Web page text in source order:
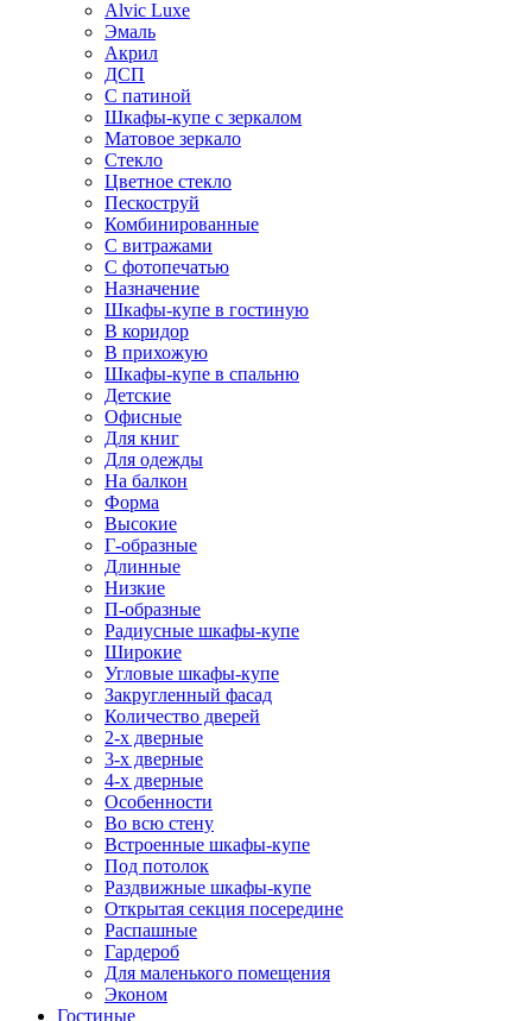
Alvic Luxe
Эмаль
Акрил
ДСП
С патиной
Шкафы-купе с зеркалом
Матовое зеркало
Стекло
Цветное стекло
Пескоструй
Комбинированные
С витражами
С фотопечатью
Назначение
Шкафы-купе в гостиную
В коридор
В прихожую
Шкафы-купе в спальню
Детские
Офисные
Для книг
Для одежды
На балкон
Форма
Высокие
Г-образные
Длинные
Низкие
П-образные
Радиусные шкафы-купе
Широкие
Угловые шкафы-купе
Закругленный фасад
Количество дверей
2-х дверные
3-х дверные
4-х дверные
Особенности
Во всю стену
Встроенные шкафы-купе
Под потолок
Раздвижные шкафы-купе
Открытая секция посередине
Распашные
Гардероб
Для маленького помещения
Эконом
Гостиные